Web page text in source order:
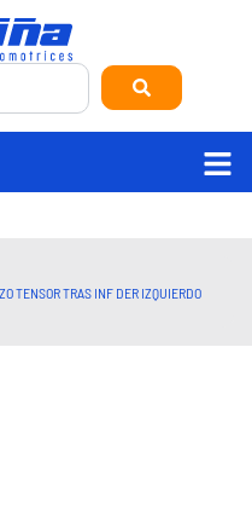
TENSOR TRAS INF DER IZQUIERDO